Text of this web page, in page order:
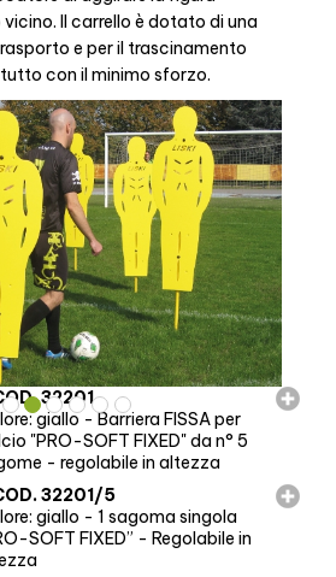
Il carrello è dotato di una
e per il trascinamento
tutto con il minimo sforzo.
32201
giallo - Barriera FISSA per
"PRO-SOFT FIXED" da n° 5
- regolabile in altezza
32201/5
giallo - 1 sagoma singola
SOFT FIXED” - Regolabile in